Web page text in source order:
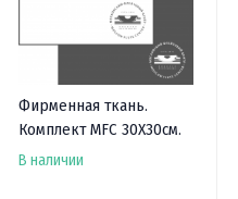
Фирменная ткань.
Комплект MFC 30X30см.
В наличии